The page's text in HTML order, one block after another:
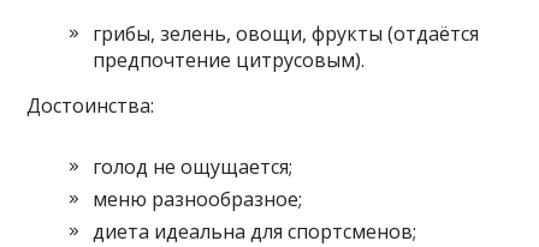
грибы, зелень, овощи, фрукты (отдаётся
предпочтение цитрусовым).
Достоинства:
голод не ощущается;
меню разнообразное;
диета идеальна для спортсменов;